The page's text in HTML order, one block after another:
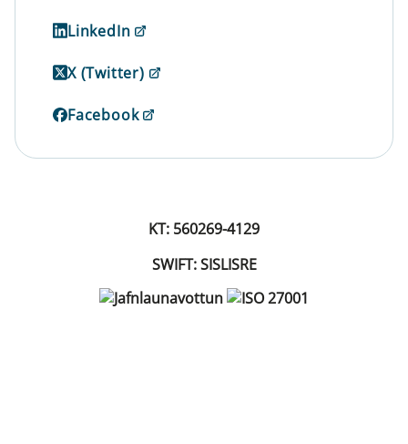
LinkedIn
X (Twitter)
Facebook
KT: 560269-4129
SWIFT: SISLISRE